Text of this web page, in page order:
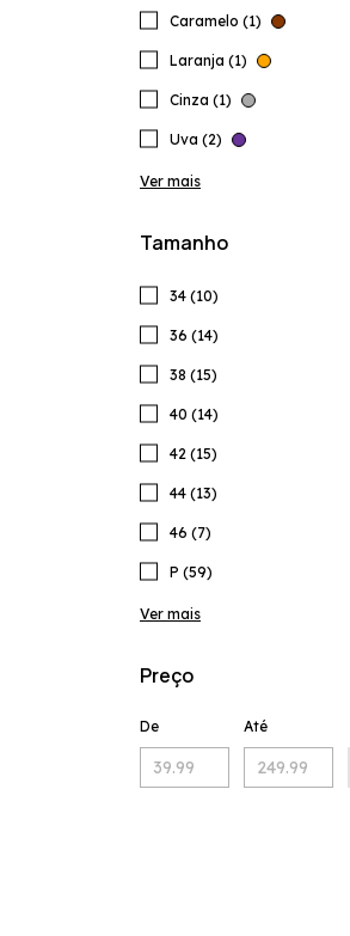
Caramelo (1)
Laranja (1)
Cinza (1)
Uva (2)
Ver mais
Tamanho
34 (10)
36 (14)
38 (15)
40 (14)
42 (15)
44 (13)
46 (7)
P (59)
Ver mais
Preço
De Até